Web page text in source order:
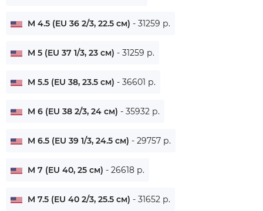
M 4.5 (EU 36 2/3, 22.5 см) - 31259 р.
M 5 (EU 37 1/3, 23 см) - 31259 р.
M 5.5 (EU 38, 23.5 см) - 36601 р.
M 6 (EU 38 2/3, 24 см) - 35932 р.
M 6.5 (EU 39 1/3, 24.5 см) - 29757 р.
M 7 (EU 40, 25 см) - 26618 р.
M 7.5 (EU 40 2/3, 25.5 см) - 31652 р.